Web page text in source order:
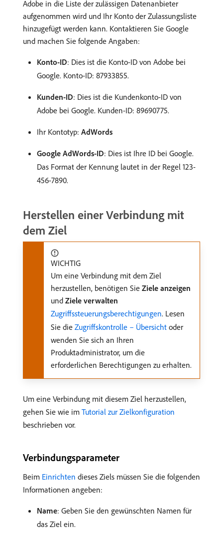
Adobe in die Liste der zulässigen Datenanbieter
aufgenommen wird und Ihr Konto der Zulassungsliste
hinzugefügt werden kann. Kontaktieren Sie Google
und machen Sie folgende Angaben:
Konto-ID: Dies ist die Konto-ID von Adobe bei
Google. Konto-ID: 87933855.
Kunden-ID: Dies ist die Kundenkonto-ID von
Adobe bei Google. Kunden-ID: 89690775.
Ihr Kontotyp: AdWords
Google AdWords-ID: Dies ist Ihre ID bei Google.
Das Format der Kennung lautet in der Regel 123-
456-7890.
Herstellen einer Verbindung mit
dem Ziel
WICHTIG
Um eine Verbindung mit dem Ziel
herzustellen, benötigen Sie Ziele anzeigen
und Ziele verwalten
Zugriffssteuerungsberechtigungen. Lesen
Sie die Zugriffskontrolle – Übersicht oder
wenden Sie sich an Ihren
Produktadministrator, um die
erforderlichen Berechtigungen zu erhalten.
Um eine Verbindung mit diesem Ziel herzustellen,
gehen Sie wie im Tutorial zur Zielkonfiguration
beschrieben vor.
Verbindungsparameter
Beim Einrichten dieses Ziels müssen Sie die folgenden
Informationen angeben:
Name: Geben Sie den gewünschten Namen für
das Ziel ein.